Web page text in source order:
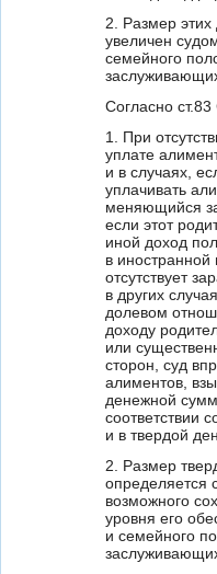
2. Размер
увеличен
семейного
Согласно
1. При
уплате
и в случаях,
уплачивать
меняющийся
если этот
иной доход
в иностранной
отсутствует
в других
долевом
доходу
или
сторон, суд
алиментов,
денежной
соответствии
и в твердой
2. Размер
определяется
возможного
уровня его
и семейного